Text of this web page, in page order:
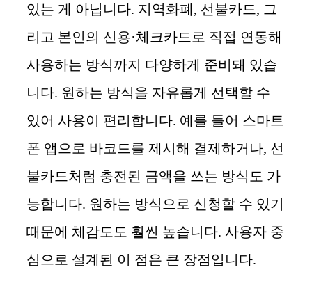
있는 게 아닙니다. 지역화폐, 선불카드, 그
리고 본인의 신용·체크카드로 직접 연동해
사용하는 방식까지 다양하게 준비돼 있습
니다. 원하는 방식을 자유롭게 선택할 수
있어 사용이 편리합니다. 예를 들어 스마트
폰 앱으로 바코드를 제시해 결제하거나, 선
불카드처럼 충전된 금액을 쓰는 방식도 가
능합니다. 원하는 방식으로 신청할 수 있기
때문에 체감도도 훨씬 높습니다. 사용자 중
심으로 설계된 이 점은 큰 장점입니다.